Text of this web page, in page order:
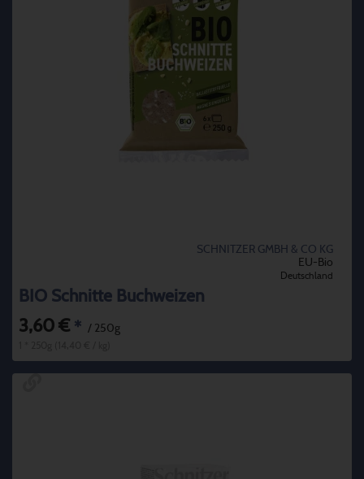
SCHNITZER GMBH & CO KG
EU-Bio
Deutschland
BIO Schnitte Buchweizen
3,60 € * / 250g